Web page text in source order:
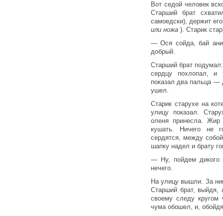
Вот седой человек
Старший брат
самоедски), держит
или ножа ). Старик
— Ося сойда, бай ани
добрый.
Старший брат
сердцу похлопал, и
показал два пальца —
ушел.
Старик старухе на
улицу показал.
оленя принесла.
кушать. Ничего не
сердятся, между
шапку надел и брату
— Ну, пойдем дикого
нечего.
На улицу вышли. За
Старший брат, выйдя,
своему следу кругом
чума обошел, и,